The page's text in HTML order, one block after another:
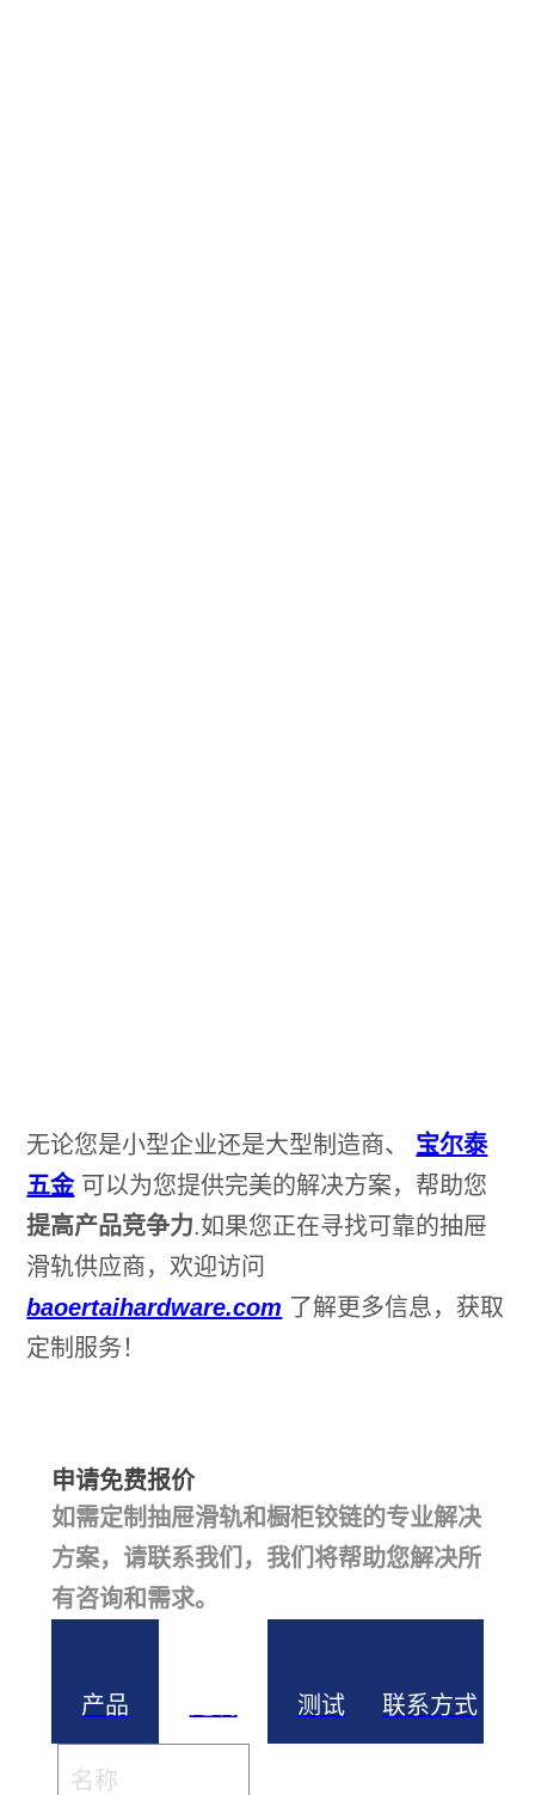
无论您是小型企业还是大型制造商、 宝尔泰
五金 可以为您提供完美的解决方案，帮助您
提高产品竞争力.如果您正在寻找可靠的抽屉
滑轨供应商，欢迎访问
baoertaihardware.com 了解更多信息，获取
定制服务！
申请免费报价
如需定制抽屉滑轨和橱柜铰链的专业解决
方案，请联系我们，我们将帮助您解决所
有咨询和需求。
产品 测试 联系方式